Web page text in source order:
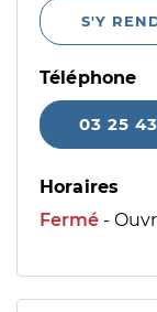
S'Y
Téléphone
03 25
Horaires
Fermé -